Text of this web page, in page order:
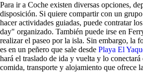
Para ir a Coche existen diversas opciones,
disposición. Si quiere compartir con un
hacer actividades guiadas, puede contratar
day" organizado. También puede irse en
realizar el paseo por la isla. Sin embargo, la
es en un peñero que sale desde Playa El
hará el traslado de ida y vuelta y lo conectará
comida, transporte y alojamiento que ofrece